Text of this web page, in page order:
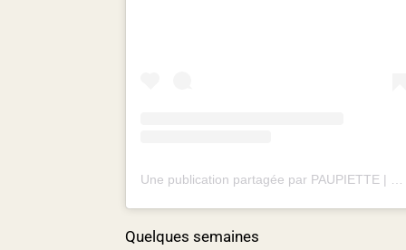
Une publication partagée par PAUPIETTE | Lyon 3 (@boucheriepaupiette)
Quelques semaines